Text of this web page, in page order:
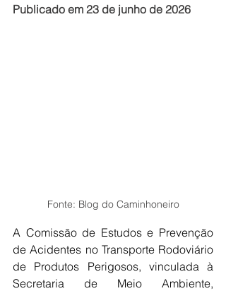
Publicado em 23 de junho de 2026
Fonte: Blog do Caminhoneiro
A Comissão de Estudos e Prevenção
de Acidentes no Transporte Rodoviário
de Produtos Perigosos, vinculada à
Secretaria de Meio Ambiente,